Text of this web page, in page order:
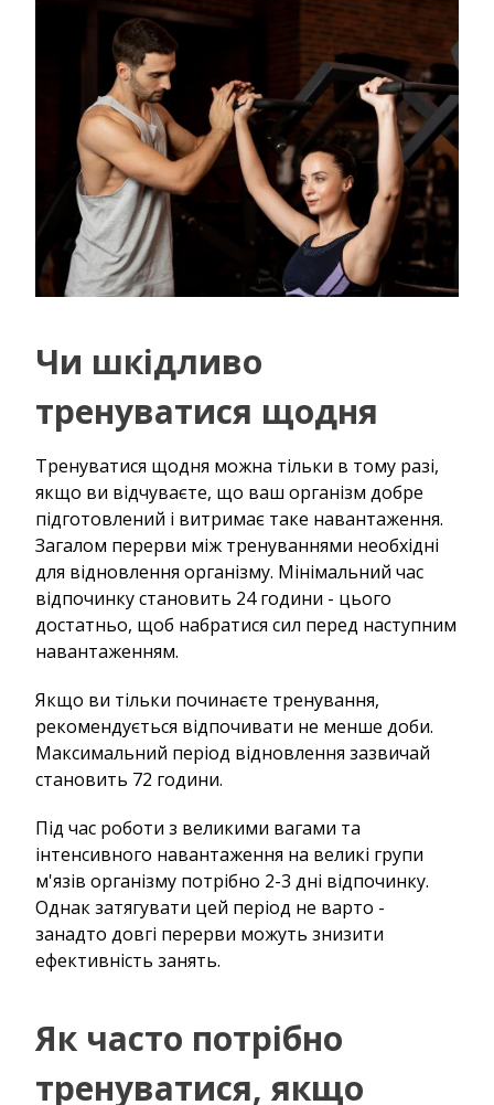
Чи шкідливо
тренуватися щодня
Тренуватися щодня можна тільки в тому разі,
якщо ви відчуваєте, що ваш організм добре
підготовлений і витримає таке навантаження.
Загалом перерви між тренуваннями необхідні
для відновлення організму. Мінімальний час
відпочинку становить 24 години - цього
достатньо, щоб набратися сил перед наступним
навантаженням.
Якщо ви тільки починаєте тренування,
рекомендується відпочивати не менше доби.
Максимальний період відновлення зазвичай
становить 72 години.
Під час роботи з великими вагами та
інтенсивного навантаження на великі групи
м'язів організму потрібно 2-3 дні відпочинку.
Однак затягувати цей період не варто -
занадто довгі перерви можуть знизити
ефективність занять.
Як часто потрібно
тренуватися, якщо